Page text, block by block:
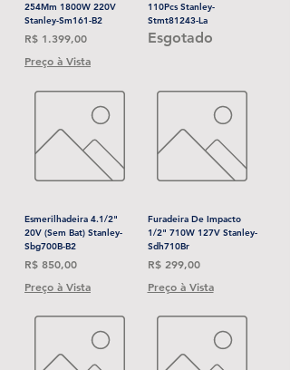
254Mm 1800W 220V
Stanley-Sm161-B2
Preço
R$ 1.399,00
Preço à Vista
110Pcs Stanley-
Stmt81243-La
Esgotado
Esmerilhadeira 4.1/2"
20V (Sem Bat) Stanley-
Sbg700B-B2
Preço
R$ 850,00
Preço à Vista
Furadeira De Impacto
1/2" 710W 127V Stanley-
Sdh710Br
Preço
R$ 299,00
Preço à Vista